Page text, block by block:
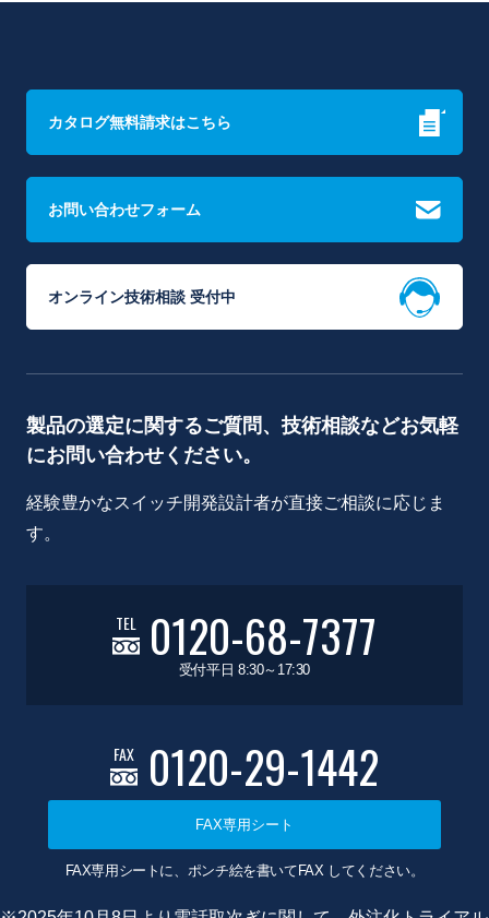
カタログ無料請求はこちら
お問い合わせフォーム
オンライン技術相談 受付中
製品の選定に関するご質問、技術相談などお気軽
にお問い合わせください。
経験豊かなスイッチ開発設計者が直接ご相談に応じま
す。
TEL 0120-68-7377
受付平日 8:30～17:30
FAX 0120-29-1442
FAX専用シート
FAX専用シートに、ポンチ絵を書いてFAX してください。